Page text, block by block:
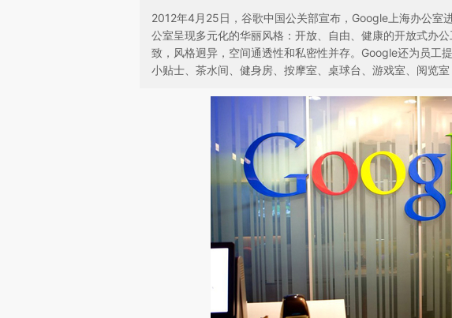
2012年4月25日，谷歌中国公关部宣布，Google上海办公室
公室呈现多元化的华丽风格：开放、自由、健康的开放式办
致，风格迥异，空间通透性和私密性并存。Google还为员工
小贴士、茶水间、健身房、按摩室、桌球台、游戏室、阅览室